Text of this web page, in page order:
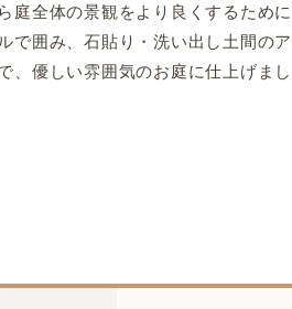
庭全体の景観をより良くするために
で囲み、石貼り・洗い出し土間のア
、優しい雰囲気のお庭に仕上げまし